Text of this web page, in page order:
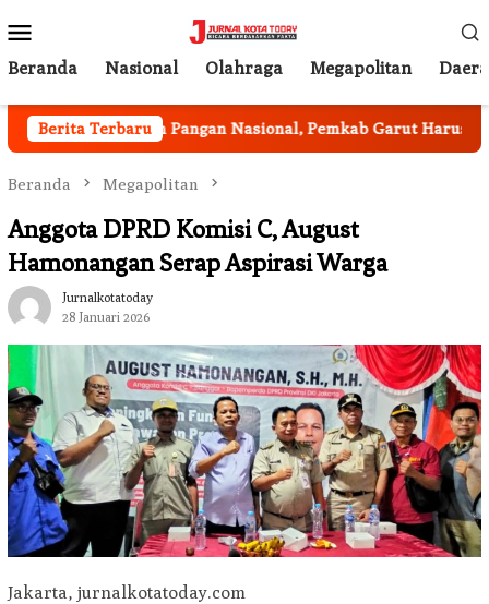
ke
kontenMobile
Beranda Nasional Olahraga Megapolitan
Berita Terbaru
Ketahanan Pangan Nasional, Pemkab Garut Harus Peka
Beranda Megapolitan
Anggota DPRD Komisi C, August
Hamonangan Serap Aspirasi Warga
Jurnalkotatoday
28 Januari 2026
Jakarta, jurnalkotatoday.com